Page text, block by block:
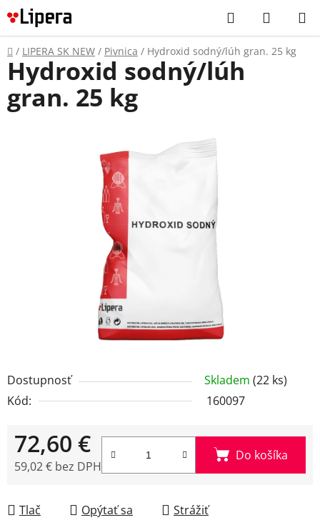
Prejsť
na
obsah
Hľadať
KOŠÍK
Domov
/ LIPERA SK NEW / Pivnica / Hydroxid sodný/lúh gran. 25 kg
Dostupnosť Skladem (22 ks)
Kód:
160097
72,60 €
59,02 € bez DPH
Do košíka
Tlač Opýtať sa
Strážiť
Hydroxid sodný/lúh
gran. 25 kg